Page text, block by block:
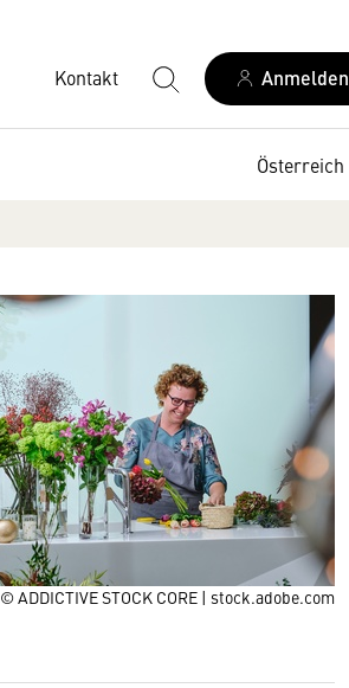
Kontakt Anmelden
Österreich
© ADDICTIVE STOCK CORE | stock.adobe.com